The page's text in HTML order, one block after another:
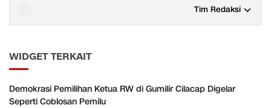
Tim Redaksi
WIDGET TERKAIT
Demokrasi Pemilihan Ketua RW di Gumilir Cilacap Digelar
Seperti Coblosan Pemilu